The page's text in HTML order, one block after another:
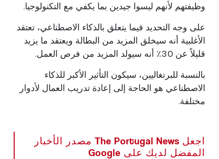
وظيفتهم لأنهم ليسوا جيدين بما يكفي مع التكنولوجيا.
على وجه التحديد فيما يتعلق بالذكاء الاصطناعي، تعتقد
الأغلبية أنه سيخلق المزيد من البطالة ويعتقد ما يزيد
قليلاً عن 30٪ أنه سيولد المزيد من فرص العمل.
بالنسبة للبرتغاليين، سيكون التأثير الأكبر للذكاء
الاصطناعي هو الحاجة إلى إعادة تدريب العمال لأدوار
مختلفة.
اجعل The Portugal News مصدر الأخبار
المفضل لديك على Google